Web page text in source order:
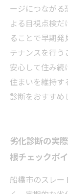
ージにつながる
よる目視点検
ることで早期
テナンスを行う
安心して住み続
住まいを維持
診断をおすすめ
劣化診断の実
根チェックポ
船橋市のスレ